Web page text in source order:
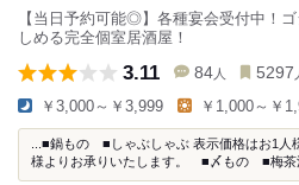
【当日予約可能◎】各種宴会受付中！
しめる完全個室居酒屋！
3.11 84 人 5297
￥3,000～￥3,999 ￥1,000～￥
...■鍋もの ■しゃぶしゃぶ 表示価格はお1人
様よりお承りいたします。 ■〆もの ■梅